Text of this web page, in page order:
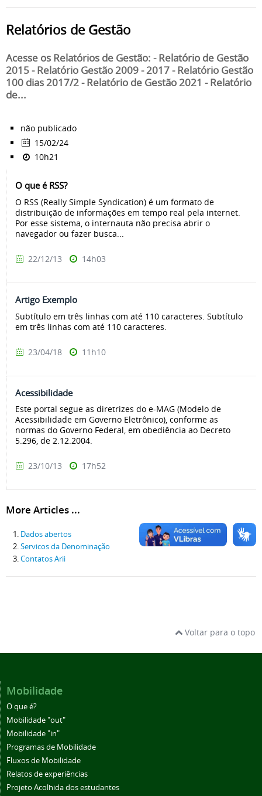
Relatórios de Gestão
Acesse os Relatórios de Gestão: - Relatório de Gestão
2015 - Relatório Gestão 2009 - 2017 - Relatório Gestão
100 dias 2017/2 - Relatório de Gestão 2021 - Relatório
de...
não publicado
15/02/24
10h21
O que é RSS?
O RSS (Really Simple Syndication) é um formato de
distribuição de informações em tempo real pela internet.
Por esse sistema, o internauta não precisa abrir o
navegador ou fazer busca...
22/12/13 14h03
Artigo Exemplo
Subtítulo em três linhas com até 110 caracteres. Subtítulo
em três linhas com até 110 caracteres.
23/04/18 11h10
Acessibilidade
Este portal segue as diretrizes do e-MAG (Modelo de
Acessibilidade em Governo Eletrônico), conforme as
normas do Governo Federal, em obediência ao Decreto
5.296, de 2.12.2004.
23/10/13 17h52
More Articles ...
Dados abertos
Servicos da Denominação
Contatos Arii
Voltar para o topo
Mobilidade
O que é?
Mobilidade "out"
Mobilidade "in"
Programas de Mobilidade
Fluxos de Mobilidade
Relatos de experiências
Projeto Acolhida dos estudantes